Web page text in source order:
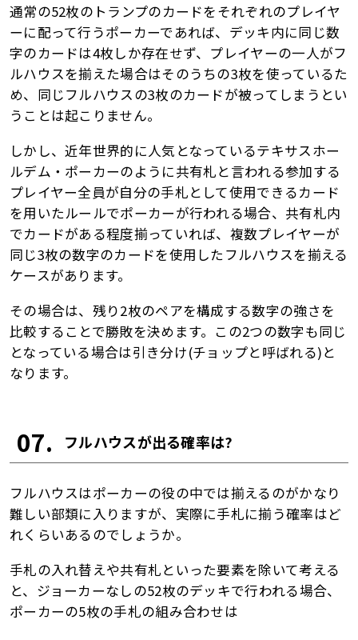
通常の52枚のトランプのカードをそれぞれのプレイヤ
ーに配って行うポーカーであれば、デッキ内に同じ数
字のカードは4枚しか存在せず、プレイヤーの一人がフ
ルハウスを揃えた場合はそのうちの3枚を使っているた
め、同じフルハウスの3枚のカードが被ってしまうとい
うことは起こりません。
しかし、近年世界的に人気となっているテキサスホー
ルデム・ポーカーのように共有札と言われる参加する
プレイヤー全員が自分の手札として使用できるカード
を用いたルールでポーカーが行われる場合、共有札内
でカードがある程度揃っていれば、複数プレイヤーが
同じ3枚の数字のカードを使用したフルハウスを揃える
ケースがあります。
その場合は、残り2枚のペアを構成する数字の強さを
比較することで勝敗を決めます。この2つの数字も同じ
となっている場合は引き分け(チョップと呼ばれる)と
なります。
07. フルハウスが出る確率は?
フルハウスはポーカーの役の中では揃えるのがかなり
難しい部類に入りますが、実際に手札に揃う確率はど
れくらいあるのでしょうか。
手札の入れ替えや共有札といった要素を除いて考える
と、ジョーカーなしの52枚のデッキで行われる場合、
ポーカーの5枚の手札の組み合わせは